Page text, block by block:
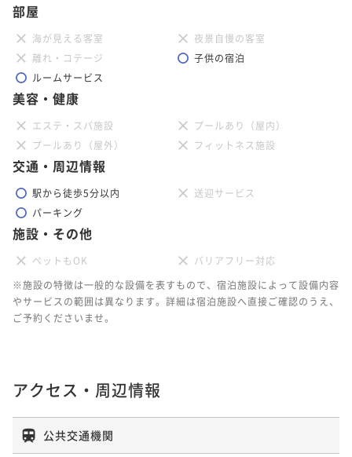
部屋
海が見える客室
夜景自慢の客室
離れ・コテージ
子供の宿泊
ルームサービス
美容・健康
エステ・スパ施設
プールあり（屋内）
プールあり（屋外）
フィットネス施設
交通・周辺情報
駅から徒歩5分以内
送迎サービス
パーキング
施設・その他
ペットもOK
バリアフリー対応
※施設の特徴は一般的な設備を表すもので、宿泊施設によって設備内容
やサービスの範囲は異なります。詳細は宿泊施設へ直接ご確認のうえ、
ご予約くださいませ。
アクセス・周辺情報
公共交通機関